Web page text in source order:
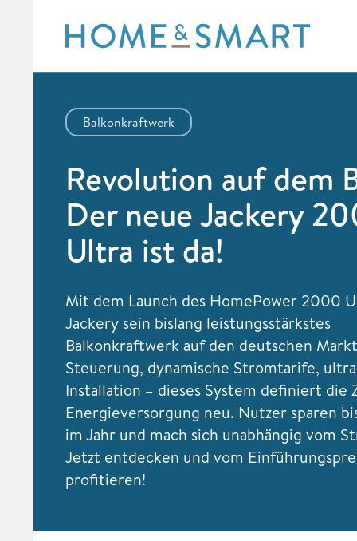
content
Balkonkraftwerk
Revolution auf dem
Der neue Jackery
Ultra ist da!
Mit dem Launch des HomePower 2000
Jackery sein bislang leistungsstärkstes
Balkonkraftwerk auf den deutschen
Steuerung, dynamische Stromtarife,
Installation – dieses System definiert die
Energieversorgung neu. Nutzer sparen
im Jahr und mach sich unabhängig vom
Jetzt entdecken und vom
profitieren!